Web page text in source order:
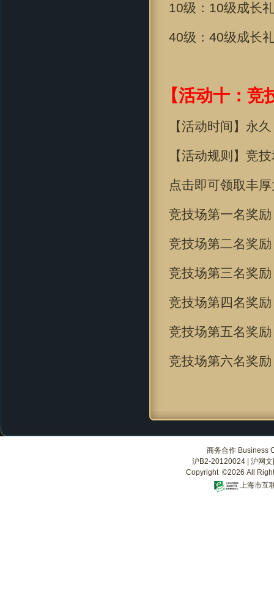
10级：10级成长
40级：40级成长
【活动十：
【活动时间】永久
【活动规则】竞
点击即可领取丰
竞技场第一名奖
竞技场第二名奖
竞技场第三名奖
竞技场第四名奖
竞技场第五名奖
竞技场第六名奖
商务合作 Business
沪B2-20120024
沪网
Copyright ©2026 All
上海市互